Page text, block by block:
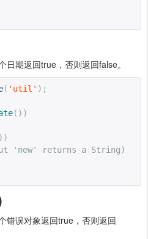
期返回true，否则返回false。
( 'util' );
())
'new' returns a String)
错误对象返回true，否则返回